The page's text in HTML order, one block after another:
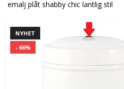
emalj plåt shabby chic lantlig stil
NYHET
- 66%